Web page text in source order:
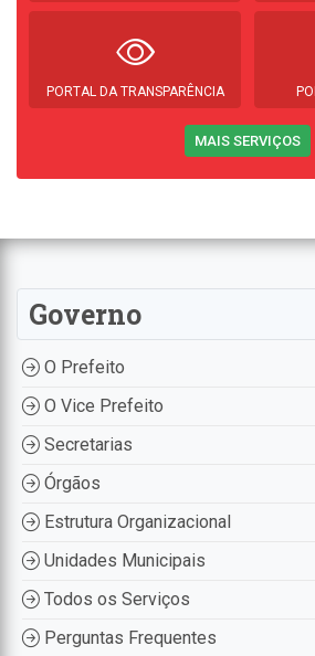
PORTAL DA TRANSPARÊNCIA
MAIS SERVIÇOS
Governo
O Prefeito
O Vice Prefeito
Secretarias
Órgãos
Estrutura Organizacional
Unidades Municipais
Todos os Serviços
Perguntas Frequentes